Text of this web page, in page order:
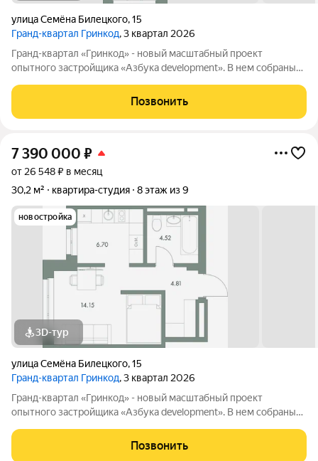
улица Семёна Билецкого,15
Гранд-квартал Гринкод, 3 квартал 2026
Гранд-квартал «Гринкод» - новый масштабный проект
опытного застройщика «Азбука development». В нем собраны
чтобы создать среду для счастливой семейной жизни. Квартал
расположен в 44 микрорайоне
Позвонить
7 390 000 ₽
от 26 548 ₽ в месяц
30,2 м²
квартира-студия 8 этаж из 9
новостройка
3D-тур
улица Семёна Билецкого,15
Гранд-квартал Гринкод, 3 квартал 2026
Гранд-квартал «Гринкод» - новый масштабный проект
опытного застройщика «Азбука development». В нем собраны
чтобы создать среду для счастливой семейной жизни. Квартал
расположен в 44 микрорайоне
Позвонить